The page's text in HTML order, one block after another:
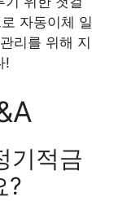
자동이체 일
리를 위해 지
!
기적금
?